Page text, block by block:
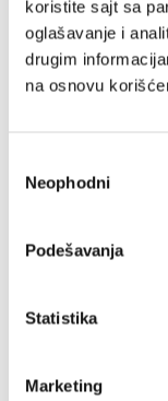
koristite sajt sa
oglašavanje i
drugim
na osnovu
сагласности
Neophodni
Podešavanja
Statistika
Marketing
kao
koji